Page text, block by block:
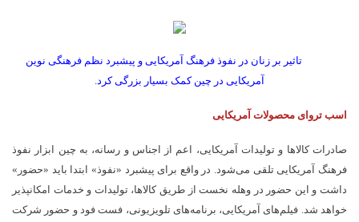
تاثیر بر زنان در نفوذ فرهنگ آمریکایی و پیشبرد نظم فرهنگی نوین
آمریکایی در چین کمک بسیار بزرگی کرد.
اسب تروای محصولات آمریکایی
صادرات کالاها و تولیدات آمریکایی، اعم از اجناس و رسانه، به چین ابزار نفوذ
فرهنگ آمریکایی تلقی می­‌شود. در واقع برای پیشبرد «نفوذ» ابتدا باید «حضور»
داشت و این حضور در وهله نخست از طریق کالاها، تولیدات و خدمات امکانپذیر
خواهد شد. فیلم­‌های آمریکایی، برنامه­‌های تلویزیونی، فست فود و حضور شرکت­‌